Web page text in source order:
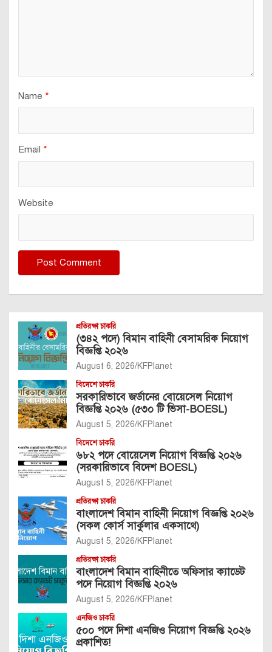
Name *
Email *
Website
প্রতিরক্ষা চাকরি
(৩৪২ পদে) বিমান বাহিনী বেসামরিক নিয়োগ
বিজ্ঞপ্তি ২০২৬
August 6, 2026 KFPlanet
বিদেশে চাকরি
সরকারিভাবে জর্ডানের বোয়েসেল নিয়োগ
বিজ্ঞপ্তি ২০২৬ (৫৩০ টি ভিসা-BOESL)
August 5, 2026 KFPlanet
বিদেশে চাকরি
৬৮২ পদে বোয়েসেল নিয়োগ বিজ্ঞপ্তি ২০২৬
(সরকারিভাবে বিদেশ BOESL)
August 5, 2026 KFPlanet
প্রতিরক্ষা চাকরি
বাংলাদেশ বিমান বাহিনী নিয়োগ বিজ্ঞপ্তি ২০২৬
(সকল কোর্স সার্কুলার একসাথে)
August 5, 2026 KFPlanet
প্রতিরক্ষা চাকরি
বাংলাদেশ বিমান বাহিনীতে অফিসার ক্যাডেট
পদে নিয়োগ বিজ্ঞপ্তি ২০২৬
August 5, 2026 KFPlanet
এনজিও চাকরি
৫০০ পদে দিশা এনজিও নিয়োগ বিজ্ঞপ্তি ২০২৬
প্রকাশিত!